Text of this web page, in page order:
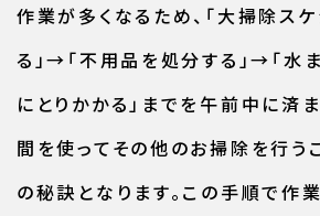
作業が多くなるため、「大掃除ス
る」→「不用品を処分する」→「水
にとりかかる」までを午前中に済
間を使ってその他のお掃除を行う
の秘訣となります。この手順で作